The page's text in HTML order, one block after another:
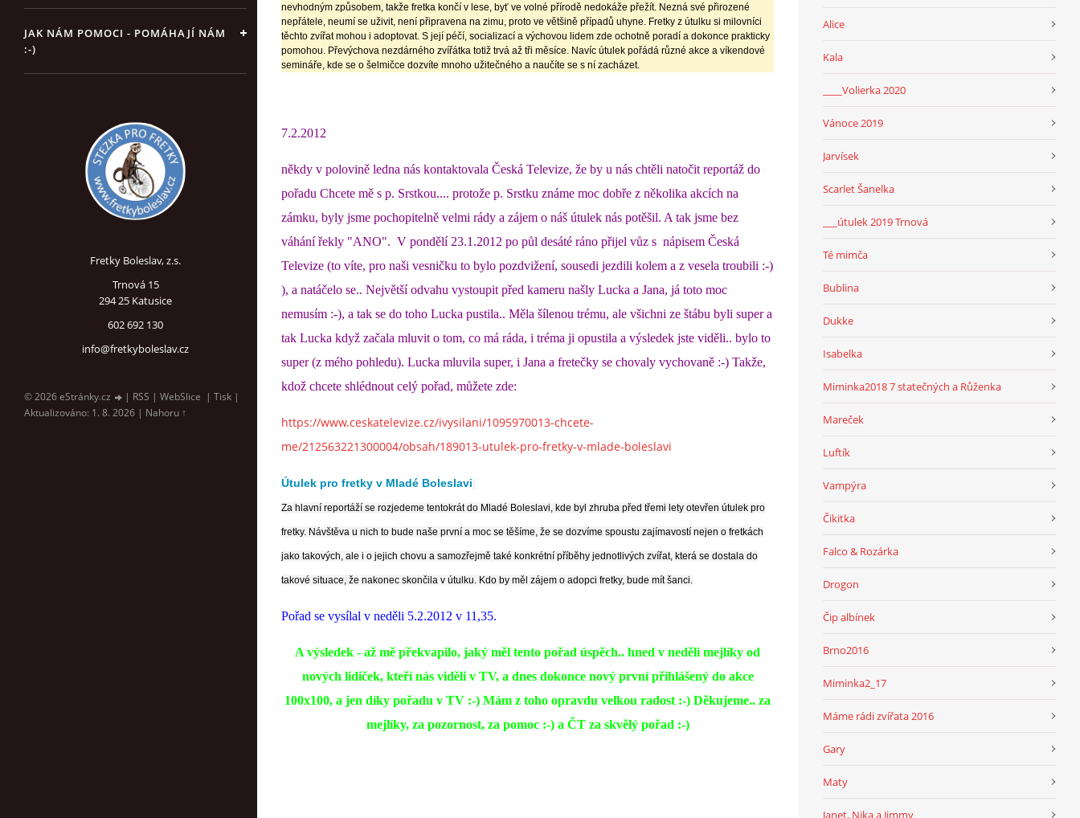
JAK NÁM POMOCI - POMÁHAJÍ NÁM
:-)
Fretky Boleslav, z.s.
Trnová 15
294 25 Katusice
602 692 130
info@fretkyboleslav.cz
© 2026 eStránky.cz | RSS | WebSlice | Tisk |
Aktualizováno: 1. 8. 2026 | Nahoru ↑
nevhodným způsobem, takže fretka končí v lese, byť ve volné přírodě nedokáže přežít. Nezná své přirozené
nepřátele, neumí se uživit, není připravena na zimu, proto ve většině případů uhyne. Fretky z útulku si milovníci
těchto zvířat mohou i adoptovat. S její péčí, socializací a výchovou lidem zde ochotně poradí a dokonce prakticky
pomohou. Převýchova nezdárného zvířátka totiž trvá až tři měsíce. Navíc útulek pořádá různé akce a víkendové
semináře, kde se o šelmičce dozvíte mnoho užitečného a naučíte se s ní zacházet.
7.2.2012
někdy v polovině ledna nás kontaktovala Česká Televize, že by u nás chtěli natočit reportáž do
pořadu Chcete mě s p. Srstkou.... protože p. Srstku známe moc dobře z několika akcích na
zámku, byly jsme pochopitelně velmi rády a zájem o náš útulek nás potěšil. A tak jsme bez
váhání řekly "ANO". V pondělí 23.1.2012 po půl desáté ráno přijel vůz s nápisem Česká
Televize (to víte, pro naši vesničku to bylo pozdvižení, sousedi jezdili kolem a z vesela troubili :-)
), a natáčelo se.. Největší odvahu vystoupit před kameru našly Lucka a Jana, já toto moc
nemusím :-), a tak se do toho Lucka pustila.. Měla šílenou trému, ale všichni ze štábu byli super a
tak Lucka když začala mluvit o tom, co má ráda, i tréma ji opustila a výsledek jste viděli.. bylo to
super (z mého pohledu). Lucka mluvila super, i Jana a fretečky se chovaly vychovaně :-) Takže,
kdož chcete shlédnout celý pořad, můžete zde:
https://www.ceskatelevize.cz/ivysilani/1095970013-chcete-
me/212563221300004/obsah/189013-utulek-pro-fretky-v-mlade-boleslavi
Útulek pro fretky v Mladé Boleslavi
Za hlavní reportáží se rozjedeme tentokrát do Mladé Boleslavi, kde byl zhruba před třemi lety otevřen útulek pro
fretky. Návštěva u nich to bude naše první a moc se těšíme, že se dozvíme spoustu zajímavostí nejen o fretkách
jako takových, ale i o jejich chovu a samozřejmě také konkrétní příběhy jednotlivých zvířat, která se dostala do
takové situace, že nakonec skončila v útulku. Kdo by měl zájem o adopci fretky, bude mít šanci.
Pořad se vysílal v neděli 5.2.2012 v 11,35.
A výsledek - až mě překvapilo, jaký měl tento pořad úspěch.. hned v neděli mejlíky od
nových lidiček, kteří nás viděli v TV, a dnes dokonce nový první přihlášený do akce
100x100, a jen díky pořadu v TV :-) Mám z toho opravdu velkou radost :-) Děkujeme.. za
mejlíky, za pozornost, za pomoc :-) a ČT za skvělý pořad :-)
Alice
Kala
____Volierka 2020
Vánoce 2019
Jarvísek
Scarlet Šanelka
___útulek 2019 Trnová
Té mimča
Bublina
Dukke
Isabelka
Miminka2018 7 statečných a Růženka
Mareček
Luftík
Vampýra
Čikitka
Falco & Rozárka
Drogon
Čip albínek
Brno2016
Miminka2_17
Máme rádi zvířata 2016
Gary
Maty